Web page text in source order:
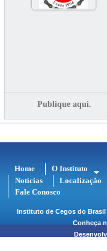
Publique aqui.
Home O Instituto
Notícias
Localização
Fale Conosco
Instituto de Cegos do Brasil
Conheça